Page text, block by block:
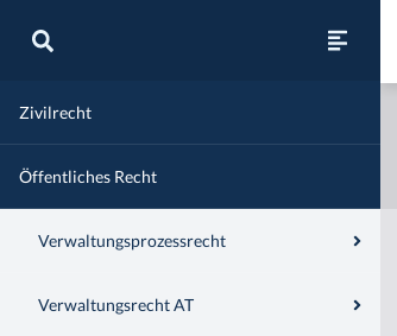
Zivilrecht
Öffentliches Recht
Verwaltungsprozessrecht
Verwaltungsrecht AT